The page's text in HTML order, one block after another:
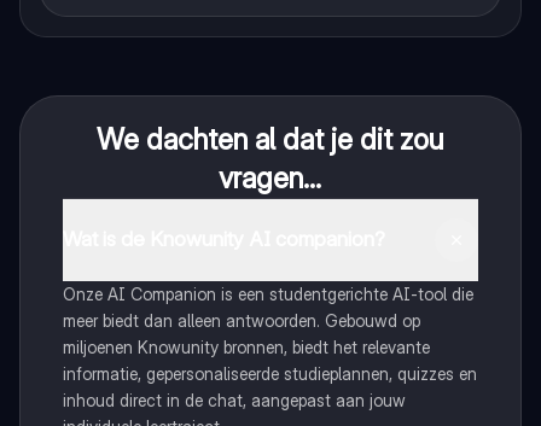
We dachten al dat je dit zou
vragen...
Onze AI Companion is een studentgerichte AI-tool die
meer biedt dan alleen antwoorden. Gebouwd op
miljoenen Knowunity bronnen, biedt het relevante
informatie, gepersonaliseerde studieplannen, quizzes en
inhoud direct in de chat, aangepast aan jouw